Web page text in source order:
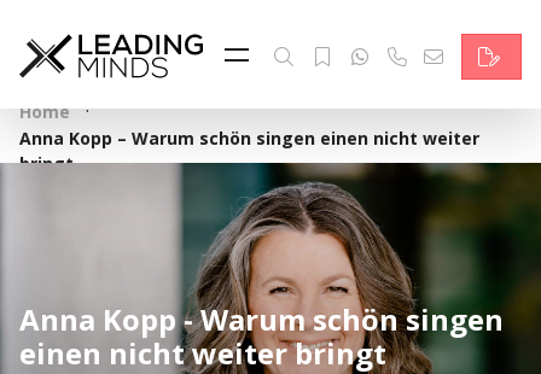
Feed
Reading Minds
Topics
Services
Who we are
Contact
Home ·
Anna Kopp – Warum schön singen einen nicht weiter
bringt
Anna Kopp - Warum schön singen
einen nicht weiter bringt